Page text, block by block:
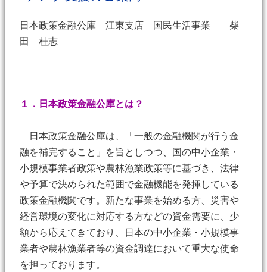
日本政策金融公庫 江東支店 国民生活事業 柴
田 桂志
１．日本政策金融公庫とは？
日本政策金融公庫は、「一般の金融機関が行う金
融を補完すること」を旨としつつ、国の中小企業・
小規模事業者政策や農林漁業政策等に基づき、法律
や予算で決められた範囲で金融機能を発揮している
政策金融機関です。新たな事業を始める方、災害や
経営環境の変化に対応する方などの資金需要に、少
額から応えてきており、日本の中小企業・小規模事
業者や農林漁業者等の資金調達において重大な使命
を担っております。